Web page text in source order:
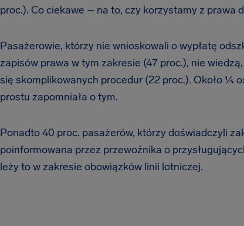
proc.). Co ciekawe – na to, czy korzystamy z prawa
Pasażerowie, którzy nie wnioskowali o wypłatę
zapisów prawa w tym zakresie (47 proc.), nie
się skomplikowanych procedur (22 proc.). Około ¼
prostu zapomniała o tym.
Ponadto 40 proc. pasażerów, którzy doświadczyli
poinformowana przez przewoźnika o
leży to w zakresie obowiązków linii lotniczej.